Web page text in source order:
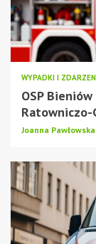
WYPADKI I
OSP
Ratowniczo-
Joanna Pawłowska